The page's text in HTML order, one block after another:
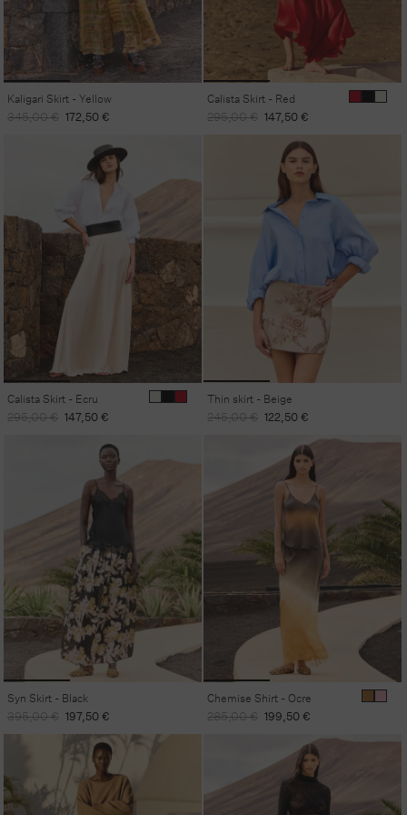
Kaligari Skirt - Yellow
Regular
345,00 € Sale
172,50 €
Calista Skirt - Red
Regular
295,00 € Sale
147,50 €
Calista Skirt - Ecru
Regular
295,00 € Sale
147,50 €
Thin skirt - Beige
Regular
245,00 € Sale
122,50 €
Syn Skirt - Black
Regular
price
395,00 € Sale
price
197,50 €
Chemise Shirt - Ocre
Regular
285,00 € Sale
199,50 €